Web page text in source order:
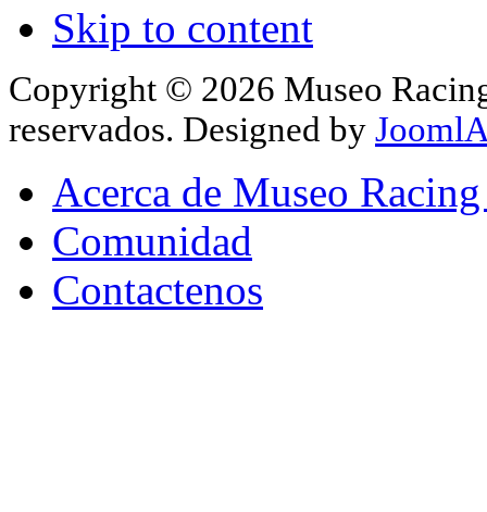
Skip to content
Copyright © 2026 Museo
reservados. Designed by
Acerca de Museo
Comunidad
Contactenos